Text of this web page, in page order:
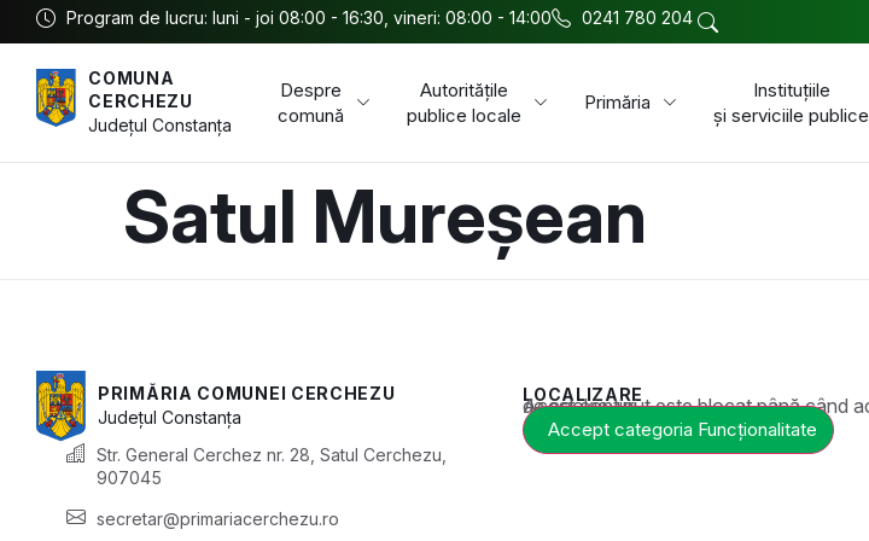
Program de lucru: luni - joi 08:00 - 16:30, vineri: 08:00 - 14:00 0241 780 204
COMUNA
CERCHEZU
JudețulConstanța
Despre
comună
Autoritățile
publice locale
Primăria
Instituțiile
și serviciile publice
Satul Mureșean
PRIMĂRIA COMUNEI CERCHEZU
JudețulConstanța
Str. General Cerchez nr. 28, Satul Cerchezu,
907045
secretar@primariacerchezu.ro
LOCALIZARE
Acest conținut este blocat până când acceptați categoria corespunzătoare de cookie-uri.
Accept categoria Funcționalitate